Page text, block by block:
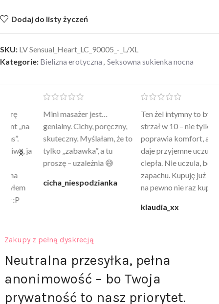
Dodaj do listy życzeń
SKU: LV Sensual_Heart_LC_90005_-_L/XL
Kategorie: Bielizna erotyczna , Seksowna sukienka nocna
Mini masażer jest…
genialny. Cichy, poręczny,
skuteczny. Myślałam, że to
tylko „zabawka”, a tu
proszę – uzależnia 😅
cicha_niespodzianka
Ten żel intymny to był
strzał w 10 – nie tylko
poprawia komfort, ale też
daje przyjemne uczucie
ciepła. Nie uczula, bez
zapachu. Kupuję już 3 raz i
na pewno nie raz kupie
klaudia_xx
Zakupy z pełną dyskrecją
Neutralna przesyłka, pełna
anonimowość – bo Twoja
prywatność to nasz priorytet.